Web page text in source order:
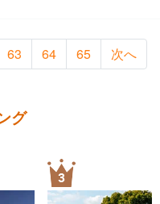
63 64 65 次へ
グ